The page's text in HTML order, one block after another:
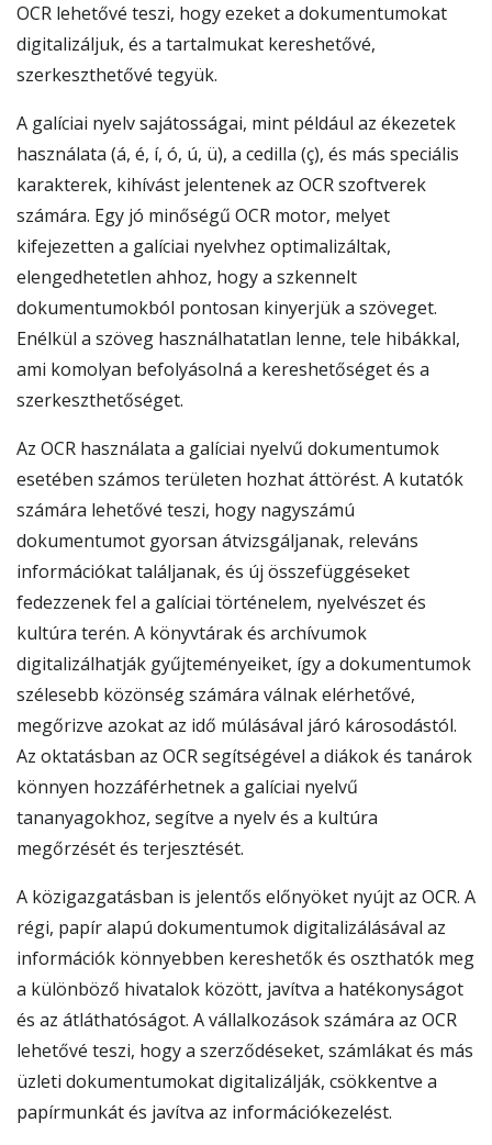
OCR lehetővé teszi, hogy ezeket a dokumentumokat
digitalizáljuk, és a tartalmukat kereshetővé,
szerkeszthetővé tegyük.
A galíciai nyelv sajátosságai, mint például az ékezetek
használata (á, é, í, ó, ú, ü), a cedilla (ç), és más speciális
karakterek, kihívást jelentenek az OCR szoftverek
számára. Egy jó minőségű OCR motor, melyet
kifejezetten a galíciai nyelvhez optimalizáltak,
elengedhetetlen ahhoz, hogy a szkennelt
dokumentumokból pontosan kinyerjük a szöveget.
Enélkül a szöveg használhatatlan lenne, tele hibákkal,
ami komolyan befolyásolná a kereshetőséget és a
szerkeszthetőséget.
Az OCR használata a galíciai nyelvű dokumentumok
esetében számos területen hozhat áttörést. A kutatók
számára lehetővé teszi, hogy nagyszámú
dokumentumot gyorsan átvizsgáljanak, releváns
információkat találjanak, és új összefüggéseket
fedezzenek fel a galíciai történelem, nyelvészet és
kultúra terén. A könyvtárak és archívumok
digitalizálhatják gyűjteményeiket, így a dokumentumok
szélesebb közönség számára válnak elérhetővé,
megőrizve azokat az idő múlásával járó károsodástól.
Az oktatásban az OCR segítségével a diákok és tanárok
könnyen hozzáférhetnek a galíciai nyelvű
tananyagokhoz, segítve a nyelv és a kultúra
megőrzését és terjesztését.
A közigazgatásban is jelentős előnyöket nyújt az OCR. A
régi, papír alapú dokumentumok digitalizálásával az
információk könnyebben kereshetők és oszthatók meg
a különböző hivatalok között, javítva a hatékonyságot
és az átláthatóságot. A vállalkozások számára az OCR
lehetővé teszi, hogy a szerződéseket, számlákat és más
üzleti dokumentumokat digitalizálják, csökkentve a
papírmunkát és javítva az információkezelést.